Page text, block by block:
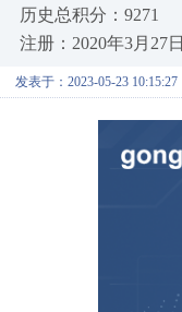
历史总积分：9271
注册：2020年3月27日
发表于：2023-05-23 10:15:27